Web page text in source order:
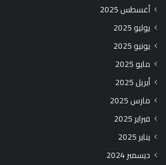
أغسطس 2025
يوليو 2025
يونيو 2025
مايو 2025
أبريل 2025
مارس 2025
فبراير 2025
يناير 2025
ديسمبر 2024